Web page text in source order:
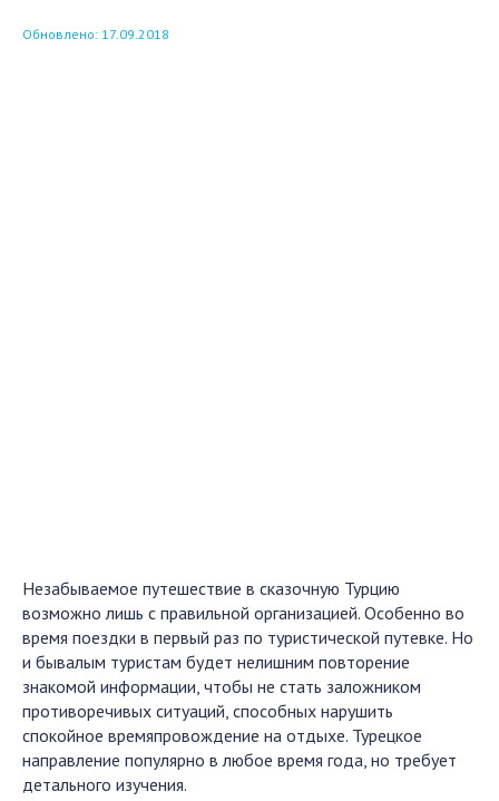
Обновлено: 17.09.2018
Незабываемое путешествие в сказочную Турцию
возможно лишь с правильной организацией. Особенно во
время поездки в первый раз по туристической путевке. Но
и бывалым туристам будет нелишним повторение
знакомой информации, чтобы не стать заложником
противоречивых ситуаций, способных нарушить
спокойное времяпровождение на отдыхе. Турецкое
направление популярно в любое время года, но требует
детального изучения.